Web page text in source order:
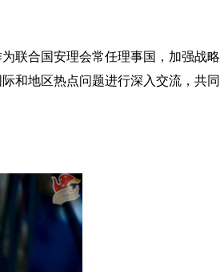
联合国安理会常任理事国，加强战略
和地区热点问题进行深入交流，共同